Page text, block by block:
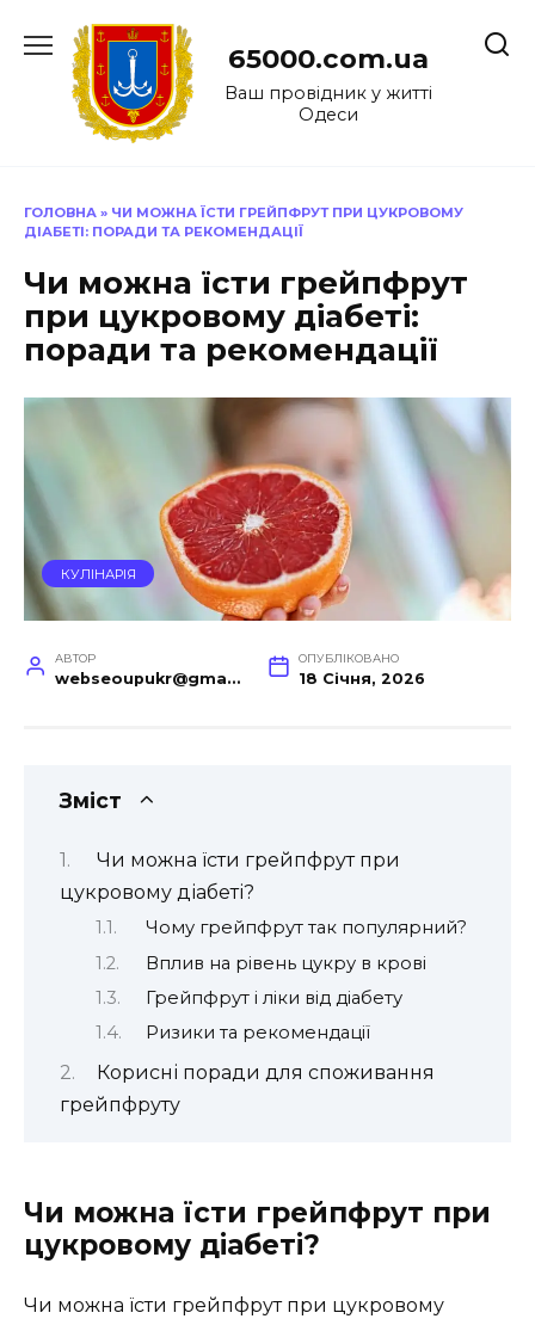
до
65000.com.ua
Ваш провідник у житті
Одеси
ГОЛОВНА » ЧИ МОЖНА ЇСТИ ГРЕЙПФРУТ ПРИ ЦУКРОВОМУ
ДІАБЕТІ: ПОРАДИ ТА РЕКОМЕНДАЦІЇ
Чи можна їсти грейпфрут
при цукровому діабеті:
поради та рекомендації
КУЛІНАРІЯ
АВТОР
webseoupukr@gmail.com
ОПУБЛІКОВАНО
18 Січня, 2026
Зміст
Чи можна їсти грейпфрут при
цукровому діабеті?
Чому грейпфрут так популярний?
Вплив на рівень цукру в крові
Грейпфрут і ліки від діабету
Ризики та рекомендації
Корисні поради для споживання
грейпфруту
Чи можна їсти грейпфрут при
цукровому діабеті?
Чи можна їсти грейпфрут при цукровому